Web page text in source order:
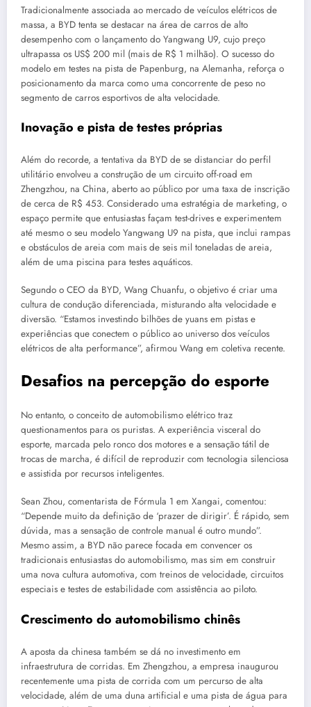
Tradicionalmente associada ao mercado de veículos elétricos de
massa, a BYD tenta se destacar na área de carros de alto
desempenho com o lançamento do Yangwang U9, cujo preço
ultrapassa os US$ 200 mil (mais de R$ 1 milhão). O sucesso do
modelo em testes na pista de Papenburg, na Alemanha, reforça o
posicionamento da marca como uma concorrente de peso no
segmento de carros esportivos de alta velocidade.
Inovação e pista de testes próprias
Além do recorde, a tentativa da BYD de se distanciar do perfil
utilitário envolveu a construção de um circuito off-road em
Zhengzhou, na China, aberto ao público por uma taxa de inscrição
de cerca de R$ 453. Considerado uma estratégia de marketing, o
espaço permite que entusiastas façam test-drives e experimentem
até mesmo o seu modelo Yangwang U9 na pista, que inclui rampas
e obstáculos de areia com mais de seis mil toneladas de areia,
além de uma piscina para testes aquáticos.
Segundo o CEO da BYD, Wang Chuanfu, o objetivo é criar uma
cultura de condução diferenciada, misturando alta velocidade e
diversão. “Estamos investindo bilhões de yuans em pistas e
experiências que conectem o público ao universo dos veículos
elétricos de alta performance”, afirmou Wang em coletiva recente.
Desafios na percepção do esporte
No entanto, o conceito de automobilismo elétrico traz
questionamentos para os puristas. A experiência visceral do
esporte, marcada pelo ronco dos motores e a sensação tátil de
trocas de marcha, é difícil de reproduzir com tecnologia silenciosa
e assistida por recursos inteligentes.
Sean Zhou, comentarista de Fórmula 1 em Xangai, comentou:
“Depende muito da definição de ‘prazer de dirigir’. É rápido, sem
dúvida, mas a sensação de controle manual é outro mundo”.
Mesmo assim, a BYD não parece focada em convencer os
tradicionais entusiastas do automobilismo, mas sim em construir
uma nova cultura automotiva, com treinos de velocidade, circuitos
especiais e testes de estabilidade com assistência ao piloto.
Crescimento do automobilismo chinês
A aposta da chinesa também se dá no investimento em
infraestrutura de corridas. Em Zhengzhou, a empresa inaugurou
recentemente uma pista de corrida com um percurso de alta
velocidade, além de uma duna artificial e uma pista de água para